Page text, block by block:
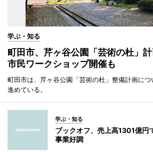
学ぶ・知る
町田市、芹ヶ谷公園「芸術の杜」
市民ワークショップ開催も
町田市は、芹ヶ谷公園「芸術の杜」整備計画に
進めている。
学ぶ・知る
ブックオフ、売上高1301億
事業好調